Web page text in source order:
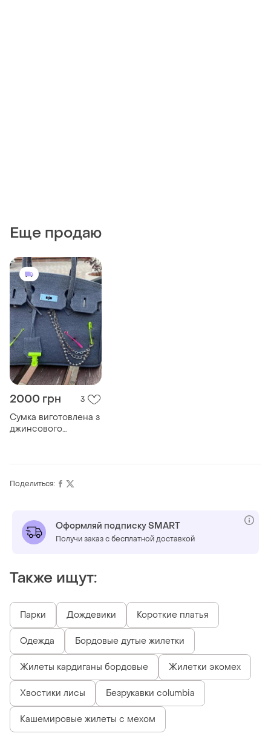
Еще продаю
2000 грн 3
Сумка виготовлена з
джинсового
гаманець та
Поделиться:
Оформляй подписку SMART
Получи заказ с бесплатной доставкой
Также ищут:
Парки Дождевики Короткие платья
Одежда Бордовые дутые жилетки
Жилеты кардиганы бордовые Жилетки экомех
Хвостики лисы Безрукавки columbia
Кашемировые жилеты с мехом